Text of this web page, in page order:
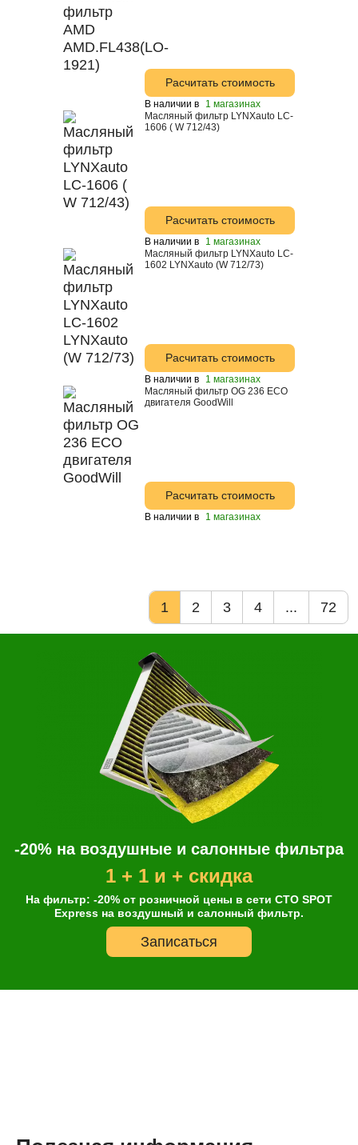
Total
Sintec
Расчитать стоимость
В наличии в
1 магазинах
Масляный фильтр LYNXauto LC-
1606 ( W 712/43)
Расчитать стоимость
В наличии в
1 магазинах
Масляный фильтр LYNXauto LC-
1602 LYNXauto (W 712/73)
Расчитать стоимость
В наличии в
1 магазинах
Масляный фильтр OG 236 ECO
двигателя GoodWill
Расчитать стоимость
В наличии в 1 магазинах
1 2 3 4 ... 72
-20% на воздушные и салонные фильтра
1 + 1 и + скидка
На фильтр: -20% от розничной цены в сети СТО SPOT
Express на воздушный и салонный фильтр.
Записаться